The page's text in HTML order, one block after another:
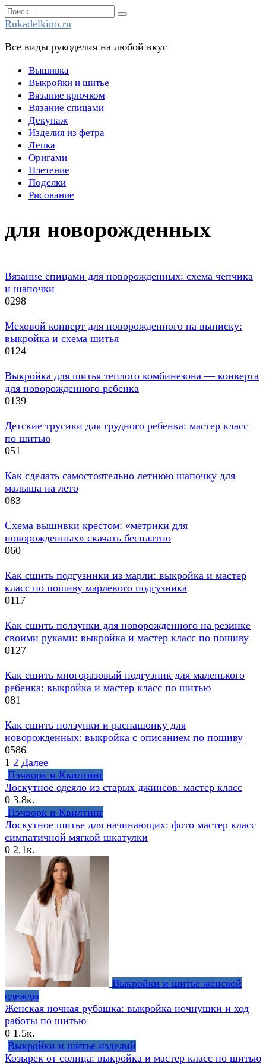
Перейти
к
Search
for:
Rukadelkino.ru
Все виды рукоделия на любой вкус
Вышивка
Выкройки и шитье
Вязание крючком
Вязание спицами
Декупаж
Изделия из фетра
Лепка
Оригами
Плетение
Поделки
Рисование
для новорожденных
Вязание спицами для новорожденных: схема чепчика
и шапочки
0298
Меховой конверт для новорожденного на выписку:
выкройка и схема шитья
0124
Выкройка для шитья теплого комбинезона — конверта
для новорожденного ребенка
0139
Детские трусики для грудного ребенка: мастер класс
по шитью
051
Как сделать самостоятельно летнюю шапочку для
малыша на лето
083
Схема вышивки крестом: «метрики для
новорожденных» скачать бесплатно
060
Как сшить подгузники из марли: выкройка и мастер
класс по пошиву марлевого подгузника
0117
Как сшить ползунки для новорожденного на резинке
своими руками: выкройка и мастер класс по пошиву
0127
Как сшить многоразовый подгузник для маленького
ребенка: выкройка и мастер класс по шитью
081
Как сшить ползунки и распашонку для
новорожденных: выкройка с описанием по пошиву
0586
Навигация
по
записям
1 2 Далее
Пэчворк и Квилтинг
Лоскутное одеяло из старых джинсов: мастер класс
0 3.8к.
Пэчворк и Квилтинг
Лоскутное шитье для начинающих: фото мастер класс
симпатичной мягкой шкатулки
0 2.1к.
Выкройки и шитье женской
одежды
Женская ночная рубашка: выкройка ночнушки и ход
работы по шитью
0 1.5к.
Выкройки и шитье изделий
Козырек от солнца: выкройка и мастер класс по шитью